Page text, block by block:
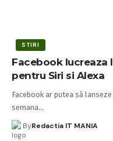
STIRI
Facebook lucreaza
pentru Siri si Alexa
Facebook ar putea să
semana…
ByRedactia IT MANIA